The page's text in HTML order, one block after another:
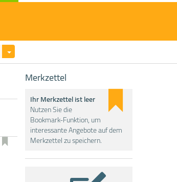
Filter
ein-/ausblenden
Merkzettel
Ihr Merkzettel ist leer
Nutzen Sie die
Bookmark-Funktion, um
interessante Angebote auf dem
Merkzettel zu speichern.